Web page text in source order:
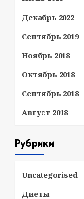
Декабрь 2022
Сентябрь 2019
Ноябрь 2018
Октябрь 2018
Сентябрь 2018
Август 2018
Рубрики
Uncategorised
Диеты